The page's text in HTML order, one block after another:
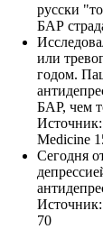
русски
БАР
или
годом.
БАР, чем
Medicine
Сегодня
Источник:
70